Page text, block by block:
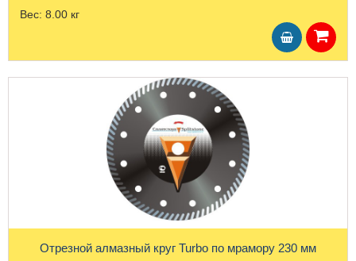
Вес: 8.00 кг
Отрезной алмазный круг Turbo по мрамору 230 мм